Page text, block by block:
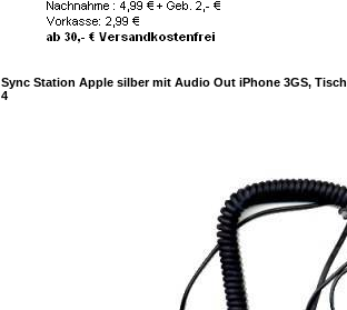
Sync Station Apple silber mit Audio Out iPhone 3GS,
4